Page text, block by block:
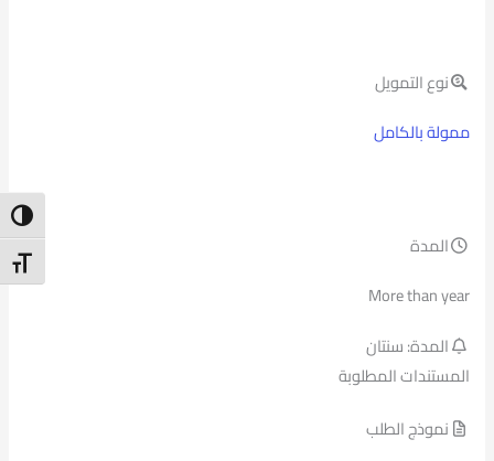
نوع التمويل
ممولة بالكامل
المدة
More than year
المدة: سنتان
المستندات المطلوبة
نموذج الطلب